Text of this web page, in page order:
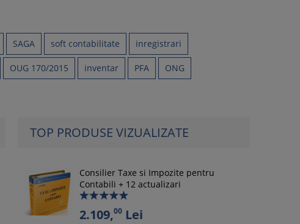
SAGA soft contabilitate inregistrari
OUG 170/2015 inventar PFA ONG
TOP PRODUSE VIZUALIZATE
Consilier Taxe si Impozite pentru
Contabili + 12 actualizari
2.109,00Lei